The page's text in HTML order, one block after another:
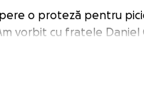
o proteză pentru
vorbit cu fratele Daniel
a-i construi lui Gabriel
că nu vrea să pună